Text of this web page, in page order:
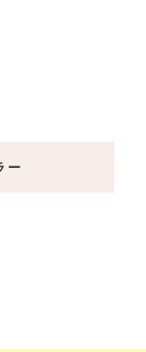
ー